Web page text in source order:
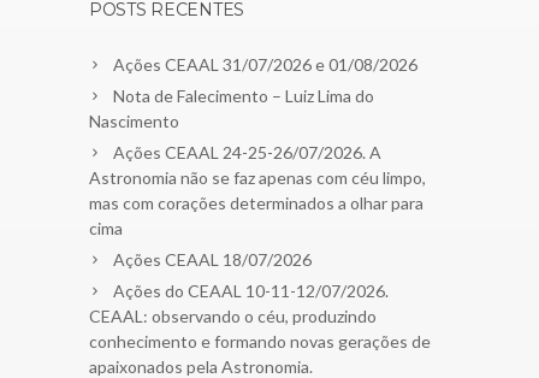
POSTS RECENTES
Ações CEAAL 31/07/2026 e 01/08/2026
Nota de Falecimento – Luiz Lima do
Nascimento
Ações CEAAL 24-25-26/07/2026. A
Astronomia não se faz apenas com céu limpo,
mas com corações determinados a olhar para
cima
Ações CEAAL 18/07/2026
Ações do CEAAL 10-11-12/07/2026.
CEAAL: observando o céu, produzindo
conhecimento e formando novas gerações de
apaixonados pela Astronomia.